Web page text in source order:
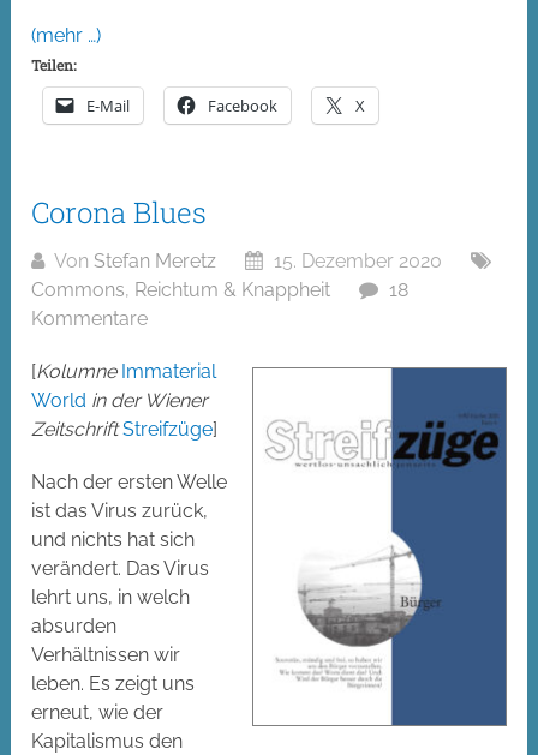
(mehr …)
Teilen:
E-Mail Facebook X
Corona Blues
Von Stefan Meretz
15. Dezember 2020
Commons, Reichtum & Knappheit
18
Kommentare
[Kolumne Immaterial
World in der Wiener
Zeitschrift Streifzüge]
Nach der ersten Welle
ist das Virus zurück,
und nichts hat sich
verändert. Das Virus
lehrt uns, in welch
absurden
Verhältnissen wir
leben. Es zeigt uns
erneut, wie der
Kapitalismus den